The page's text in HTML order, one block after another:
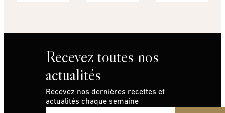
Recevez toutes nos
actualités
Recevez nos dernières recettes et
actualités chaque semaine